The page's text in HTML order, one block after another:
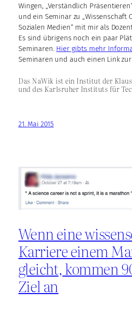
Wingen, „Verständlich
und ein Seminar zu „Wissenschaft
Sozialen Medien“ mit mir als
Es sind übrigens noch ein paar
Seminaren. Hier gibts mehr
Seminaren und auch einen Link
Das NaWik ist ein Institut der
und des Karlsruher Instituts für
21. Mai 2015
Wenn eine
Karriere einem
gleicht, kommen
Ziel an